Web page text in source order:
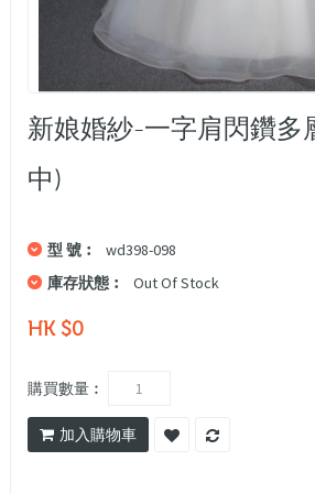
新娘婚紗-一字肩閃鑽多
中)
型 號︰
wd398-098
庫存狀態︰
Out Of Stock
HK $0
購買數量︰
加入購物車